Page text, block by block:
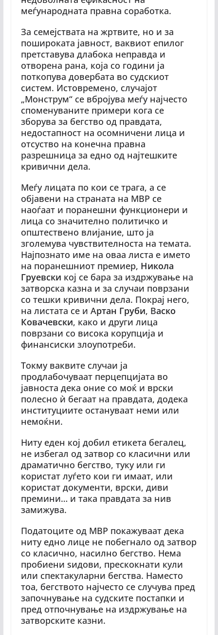
меѓународната правна соработка.
За семејствата на жртвите, но и за
пошироката јавност, ваквиот епилог
претставува длабока неправда и
отворена рана, која со години ја
поткопува довербата во судскиот
систем. Истовремено, случајот
„Монструм“ се вбројува меѓу најчесто
споменуваните примери кога се
зборува за бегство од правдата,
недостапност на осомничени лица и
отсуство на конечна правна
разрешница за едно од најтешките
кривични дела.
Меѓу лицата по кои се трага, а се
објавени на страната на МВР се
наоѓаат и поранешни функционери и
лица со значително политичко и
општествено влијание, што ја
зголемува чувствителноста на темата.
Најпознато име на оваа листа е името
на поранешниот премиер, Никола
Груевски кој се бара за издржување на
затворска казна и за случаи поврзани
со тешки кривични дела. Покрај него,
на листата се и Артан Груби, Васко
Ковачевски, како и други лица
поврзани со висока корупција и
финансиски злоупотреби.
Токму ваквите случаи ја
продлабочуваат перцепцијата во
јавноста дека оние со моќ и врски
полесно ѝ бегаат на правдата, додека
институциите остануваат неми или
немоќни.
Ниту еден кој добил етикета бегалец,
не избегал од затвор со класични или
драматично бегство, туку или ги
користат луѓето кои ги имаат, или
користат документи, врски, диви
премини… и така правдата за нив
замижува.
Податоците од МВР покажуваат дека
ниту едно лице не побегнало од затвор
со класично, насилно бегство. Нема
пробиени ѕидови, прескокнати кули
или спектакуларни бегства. Наместо
тоа, бегството најчесто се случува пред
започнување на судските постапки и
пред отпочнување на издржување на
затворските казни.